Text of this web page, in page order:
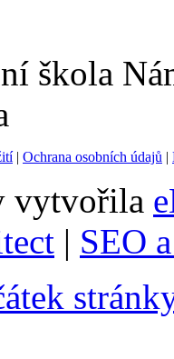
škola
| Ochrana osobních údajů |
vytvořila
| SEO